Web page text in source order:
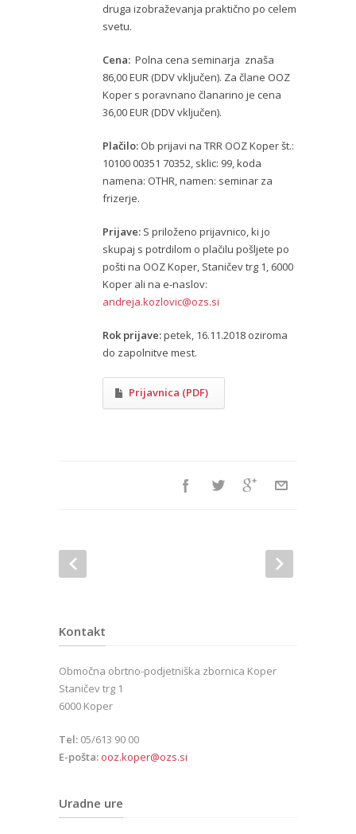
druga izobraževanja praktično po celem
svetu.
Cena: Polna cena seminarja znaša
86,00 EUR (DDV vključen). Za člane OOZ
Koper s poravnano članarino je cena
36,00 EUR (DDV vključen).
Plačilo: Ob prijavi na TRR OOZ Koper št.:
10100 00351 70352, sklic: 99, koda
namena: OTHR, namen: seminar za
frizerje.
Prijave: S priloženo prijavnico, ki jo
skupaj s potrdilom o plačilu pošljete po
pošti na OOZ Koper, Staničev trg 1, 6000
Koper ali na e-naslov:
andreja.kozlovic@ozs.si
Rok prijave:petek, 16.11.2018 oziroma
do zapolnitve mest.
Prijavnica (PDF)
Kontakt
Območna obrtno-podjetniška zbornica Koper
Staničev trg 1
6000 Koper
Tel: 05/613 90 00
E-pošta: ooz.koper@ozs.si
Uradne ure